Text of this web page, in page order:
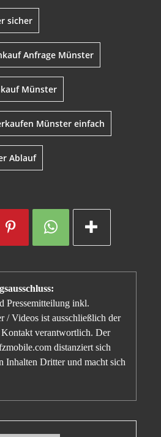
sicher
Anfrage Münster
Münster
Münster einfach
Ablauf
Pressemitteilung inkl.
/ Videos ist ausschließlich der
Kontakt verantwortlich. Der
distanziert sich
Inhalten Dritter und macht sich